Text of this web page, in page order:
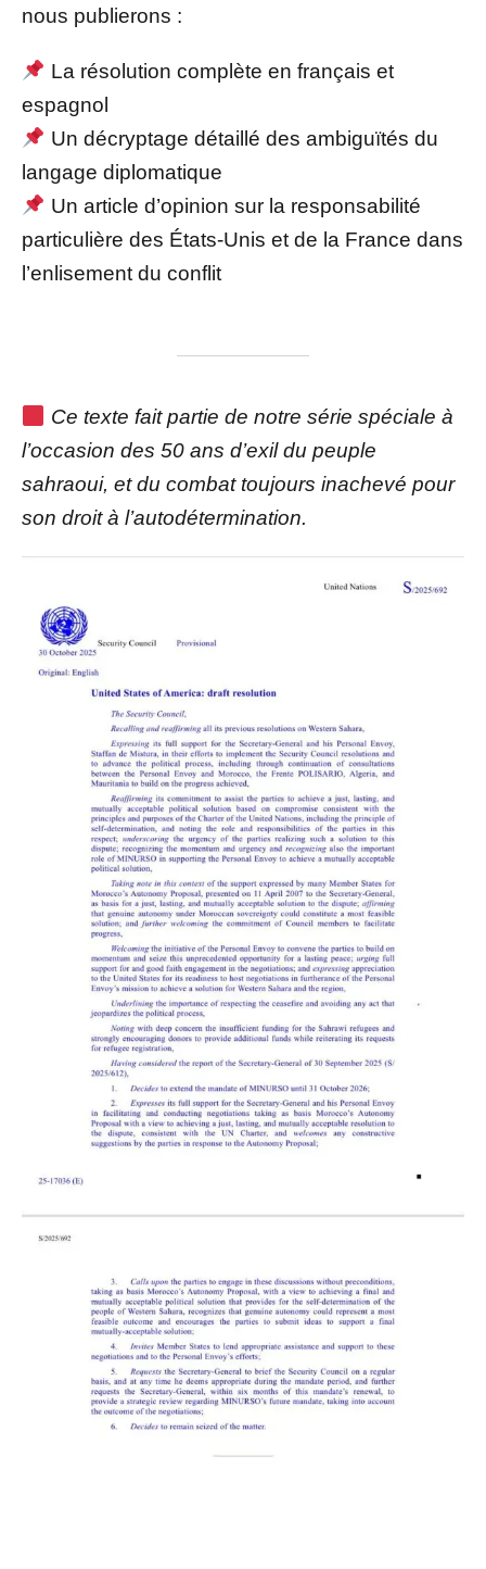
nous publierons :
La résolution complète en français et
espagnol
Un décryptage détaillé des ambiguïtés du
langage diplomatique
Un article d’opinion sur la responsabilité
particulière des États-Unis et de la France dans
l’enlisement du conflit
Ce texte fait partie de notre série spéciale à
l’occasion des 50 ans d’exil du peuple
sahraoui, et du combat toujours inachevé pour
son droit à l’autodétermination.